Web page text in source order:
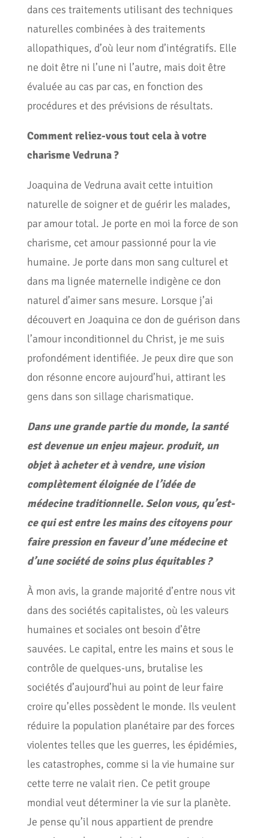
dans ces traitements utilisant des techniques
naturelles combinées à des traitements
allopathiques, d’où leur nom d’intégratifs. Elle
ne doit être ni l’une ni l’autre, mais doit être
évaluée au cas par cas, en fonction des
procédures et des prévisions de résultats.
Comment reliez-vous tout cela à votre
charisme Vedruna ?
Joaquina de Vedruna avait cette intuition
naturelle de soigner et de guérir les malades,
par amour total. Je porte en moi la force de son
charisme, cet amour passionné pour la vie
humaine. Je porte dans mon sang culturel et
dans ma lignée maternelle indigène ce don
naturel d’aimer sans mesure. Lorsque j’ai
découvert en Joaquina ce don de guérison dans
l’amour inconditionnel du Christ, je me suis
profondément identifiée. Je peux dire que son
don résonne encore aujourd’hui, attirant les
gens dans son sillage charismatique.
Dans une grande partie du monde, la santé
est devenue un enjeu majeur. produit, un
objet à acheter et à vendre, une vision
complètement éloignée de l’idée de
médecine traditionnelle. Selon vous, qu’est-
ce qui est entre les mains des citoyens pour
faire pression en faveur d’une médecine et
d’une société de soins plus équitables ?
À mon avis, la grande majorité d’entre nous vit
dans des sociétés capitalistes, où les valeurs
humaines et sociales ont besoin d’être
sauvées. Le capital, entre les mains et sous le
contrôle de quelques-uns, brutalise les
sociétés d’aujourd’hui au point de leur faire
croire qu’elles possèdent le monde. Ils veulent
réduire la population planétaire par des forces
violentes telles que les guerres, les épidémies,
les catastrophes, comme si la vie humaine sur
cette terre ne valait rien. Ce petit groupe
mondial veut déterminer la vie sur la planète.
Je pense qu’il nous appartient de prendre